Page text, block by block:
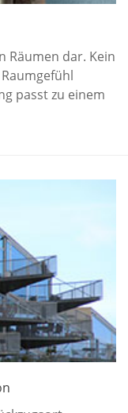
Räumen dar. Kein
passt zu einem